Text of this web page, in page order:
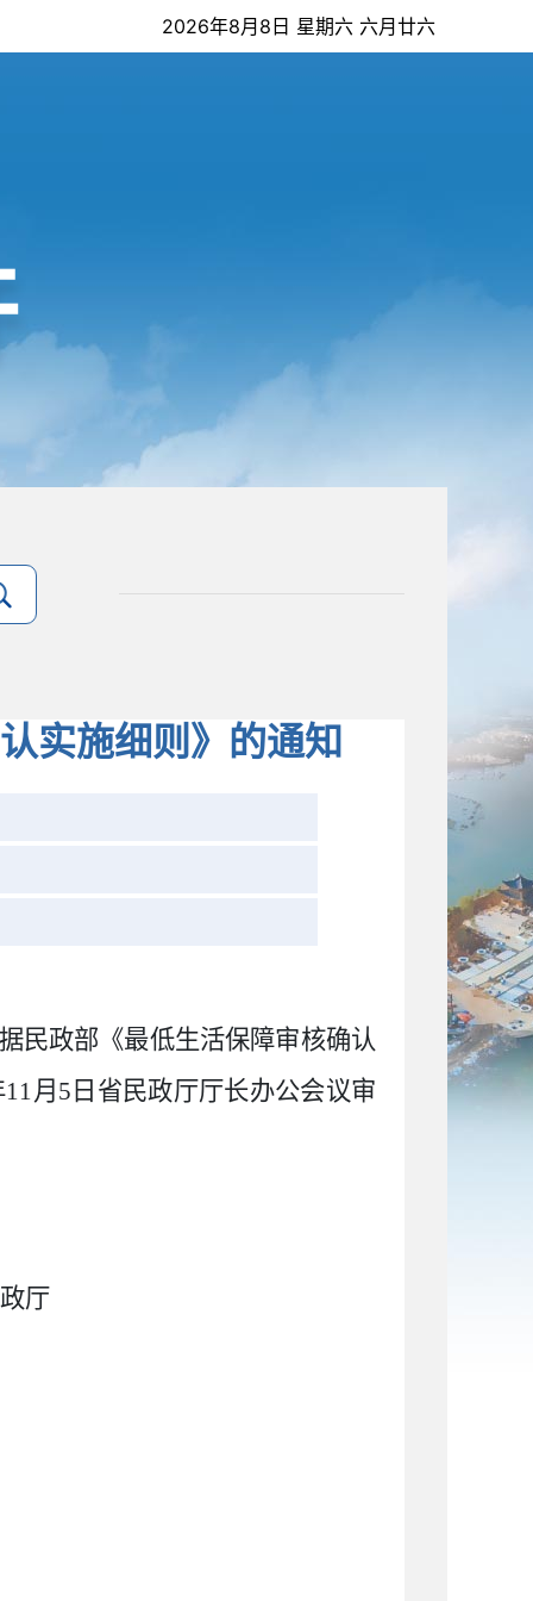
2026年8月8日 星期六 六月廿六
实施细则》的通知
民政部《最低生活保障审核确认
月5日省民政厅厅长办公会议审
厅